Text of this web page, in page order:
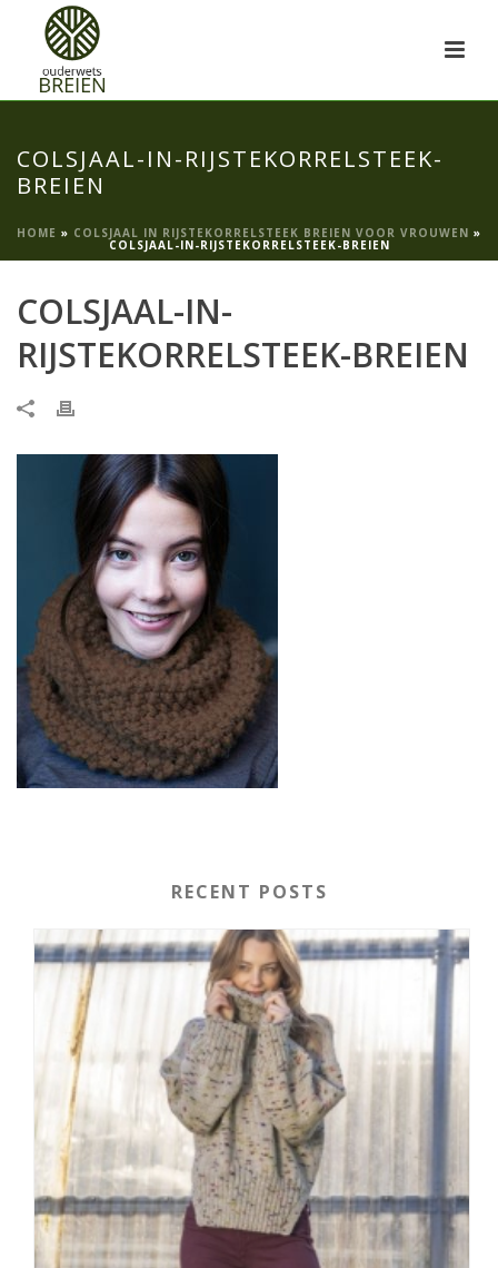
COLSJAAL-IN-RIJSTEKORRELSTEEK-
BREIEN
HOME » COLSJAAL IN RIJSTEKORRELSTEEK BREIEN VOOR VROUWEN »
COLSJAAL-IN-RIJSTEKORRELSTEEK-BREIEN
COLSJAAL-IN-
RIJSTEKORRELSTEEK-BREIEN
RECENT POSTS